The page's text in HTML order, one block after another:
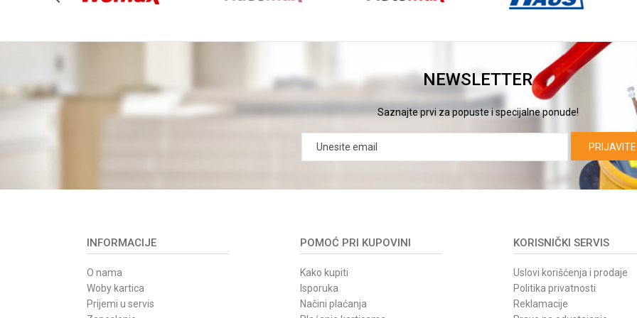
NEWSLETTER
Saznajte prvi za popuste i specijalne ponude!
INFORMACIJE
O nama
Woby kartica
Prijemi u servis
POMOĆ PRI KUPOVINI
Kako kupiti
Isporuka
Načini plaćanja
KORISNIČKI SERVIS
Uslovi korišćenja i prodaje
Politika privatnosti
Reklamacije